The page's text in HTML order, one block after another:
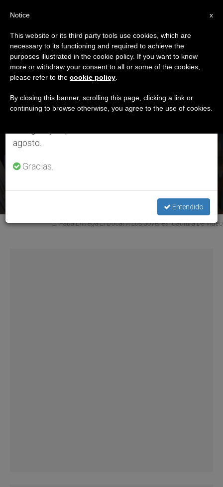
ETIQUETA
Posts Tagged ‘Docat’
ÚLTIMAS NOTICIAS
El Papa Francisco ofrece un 'Docat' a los jóvenes auditores
del sínodo
ANNE KURIAN-MONTABONE
El Papa Entrega El Docat A Los Jóvenes, Captura De Video
×
Aviso importante
Del 27 de julio al 7 de agosto haremos la pausa
anual, aprovechando que en el periodo de verano
se generan menos informaciones y también el
agosto.
Gracias.
Entendido
x
Notice
This website or its third party tools use cookies, which are
necessary to its functioning and required to achieve the
purposes illustrated in the cookie policy. If you want to know
more or withdraw your consent to all or some of the cookies,
please refer to the cookie policy
By closing this banner, scrolling this page, clicking a link or
continuing to browse otherwise, you agree to the use of cookies.